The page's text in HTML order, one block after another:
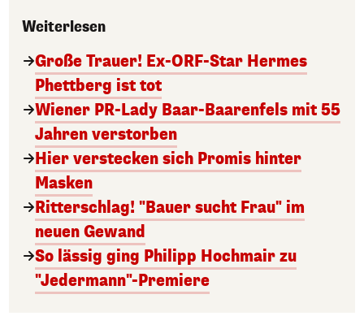
Weiterlesen
Große Trauer! Ex-ORF-Star Hermes
Phettberg ist tot
Wiener PR-Lady Baar-Baarenfels mit 55
Jahren verstorben
Hier verstecken sich Promis hinter
Masken
Ritterschlag! "Bauer sucht Frau" im
neuen Gewand
So lässig ging Philipp Hochmair zu
"Jedermann"-Premiere